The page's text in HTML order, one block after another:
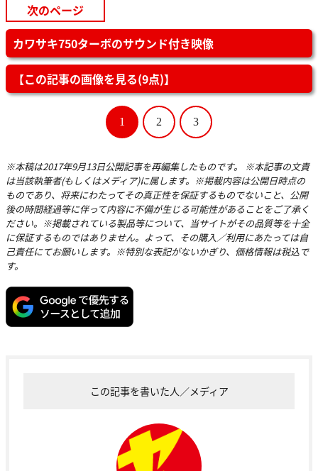
次のページ
カワサキ750ターボのサウンド付き映像
【この記事の画像を見る(9点)】
1 2 3
※本稿は2017年9月13日公開記事を再編集したものです。 ※本記事の文責
は当該執筆者(もしくはメディア)に属します。※掲載内容は公開日時点の
ものであり、将来にわたってその真正性を保証するものでないこと、公開
後の時間経過等に伴って内容に不備が生じる可能性があることをご了承く
ださい。※掲載されている製品等について、当サイトがその品質等を十全
に保証するものではありません。よって、その購入／利用にあたっては自
己責任にてお願いします。※特別な表記がないかぎり、価格情報は税込で
す。
この記事を書いた人／メディア